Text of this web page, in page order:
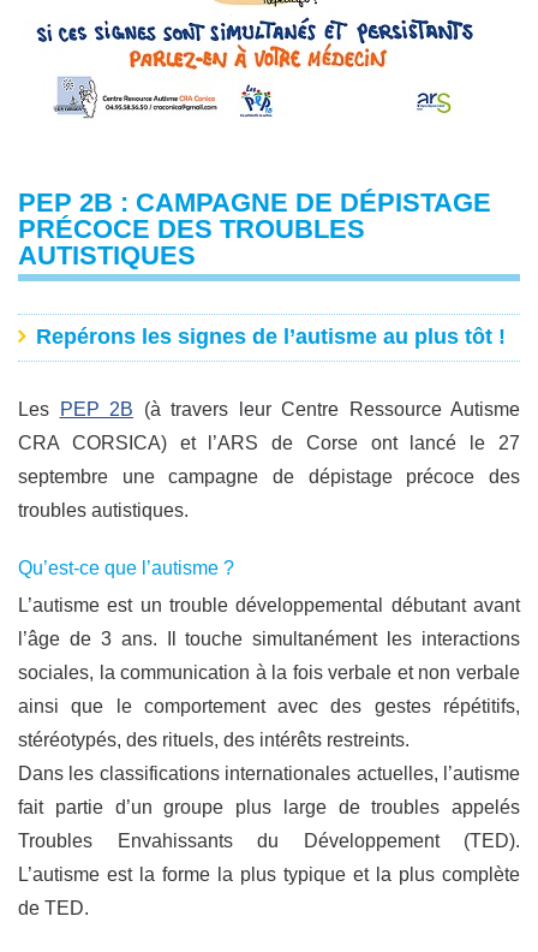
PEP 2B : CAMPAGNE DE DÉPISTAGE
PRÉCOCE DES TROUBLES
AUTISTIQUES
Repérons les signes de l’autisme au plus tôt !
Les PEP 2B (à travers leur Centre Ressource Autisme
CRA CORSICA) et l’ARS de Corse ont lancé le 27
septembre une campagne de dépistage précoce des
troubles autistiques.
Qu’est-ce que l’autisme ?
L’autisme est un trouble développemental débutant avant
l’âge de 3 ans. Il touche simultanément les interactions
sociales, la communication à la fois verbale et non verbale
ainsi que le comportement avec des gestes répétitifs,
stéréotypés, des rituels, des intérêts restreints.
Dans les classifications internationales actuelles, l’autisme
fait partie d’un groupe plus large de troubles appelés
Troubles Envahissants du Développement (TED).
L’autisme est la forme la plus typique et la plus complète
de TED.